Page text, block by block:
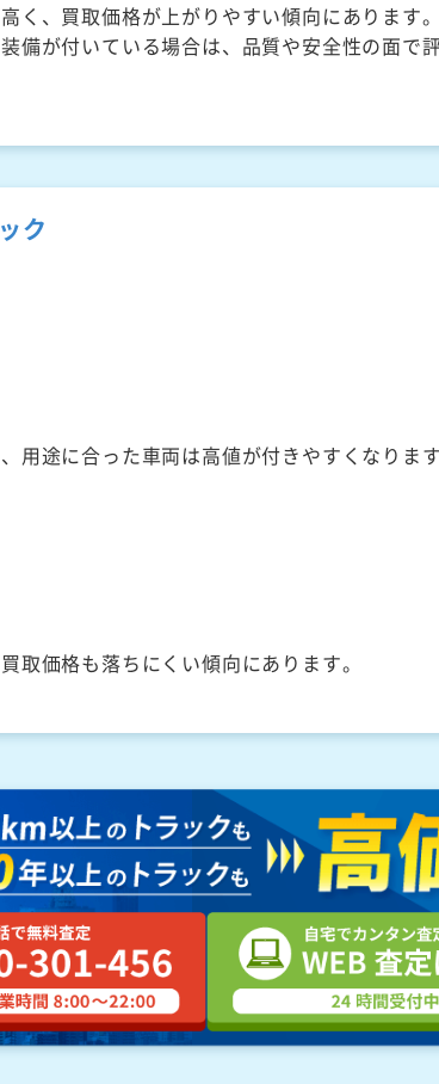
く、買取価格が上がりやすい傾向にあります。
備が付いている場合は、品質や安全性の面で
ク
用途に合った車両は高値が付きやすくなります
取価格も落ちにくい傾向にあります。